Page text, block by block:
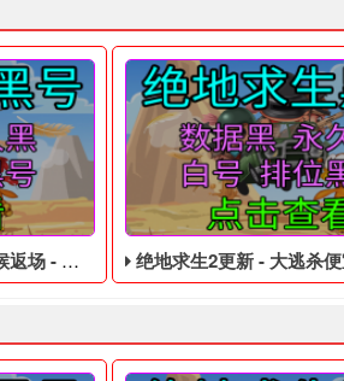
皮肤白号 绝地求生2更新 - 大逃杀便宜